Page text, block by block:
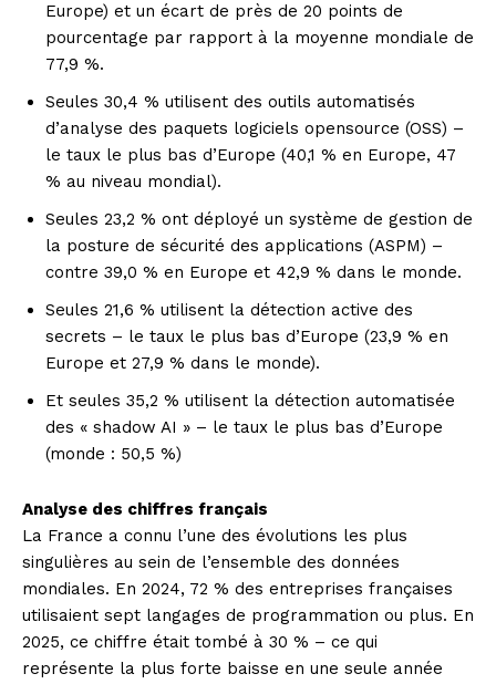
Europe) et un écart de près de 20 points de
pourcentage par rapport à la moyenne mondiale de
77,9 %.
Seules 30,4 % utilisent des outils automatisés
d’analyse des paquets logiciels opensource (OSS) –
le taux le plus bas d’Europe (40,1 % en Europe, 47
% au niveau mondial).
Seules 23,2 % ont déployé un système de gestion de
la posture de sécurité des applications (ASPM) –
contre 39,0 % en Europe et 42,9 % dans le monde.
Seules 21,6 % utilisent la détection active des
secrets – le taux le plus bas d’Europe (23,9 % en
Europe et 27,9 % dans le monde).
Et seules 35,2 % utilisent la détection automatisée
des « shadow AI » – le taux le plus bas d’Europe
(monde : 50,5 %)
Analyse des chiffres français
La France a connu l’une des évolutions les plus
singulières au sein de l’ensemble des données
mondiales. En 2024, 72 % des entreprises françaises
utilisaient sept langages de programmation ou plus. En
2025, ce chiffre était tombé à 30 % – ce qui
représente la plus forte baisse en une seule année